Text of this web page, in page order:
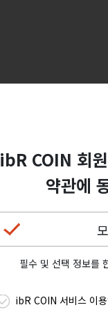
ibR COIN 회
약관에
필수 및 선택 정보를
ibR COIN 서비스 이